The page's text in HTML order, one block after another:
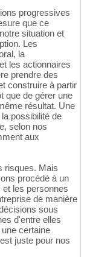
progressives
que ce
situation et
Les
la
les actionnaires
prendre des
construire à partir
que de gérer une
résultat. Une
possibilité de
selon nos
aux
risques. Mais
procédé à un
les personnes
de manière
sous
d'entre elles
certaine
juste pour nos